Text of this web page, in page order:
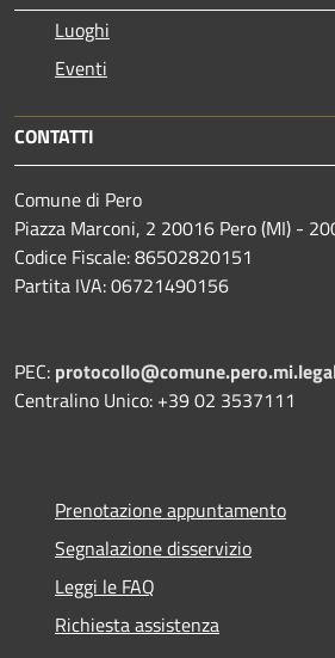
Luoghi
Eventi
CONTATTI
Comune di Pero
Piazza Marconi, 2 20016 Pero (MI) -
Codice Fiscale: 86502820151
Partita IVA: 06721490156
PEC:
Centralino Unico: +39 02 3537111
Prenotazione appuntamento
Segnalazione disservizio
Leggi le FAQ
Richiesta assistenza